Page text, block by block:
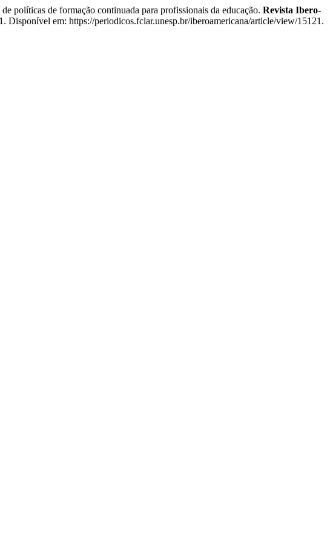
de formação continuada para profissionais da educação. Revista Ibero-
em: https://periodicos.fclar.unesp.br/iberoamericana/article/view/15121.